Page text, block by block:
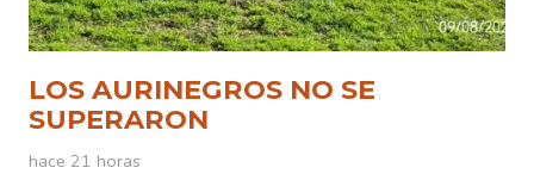
LOS AURINEGROS NO SE
SUPERARON
hace 21 horas